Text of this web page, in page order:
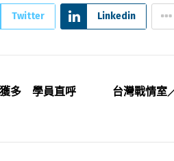
Twitter Linkedin
獲多 學員直呼
台灣戰情室